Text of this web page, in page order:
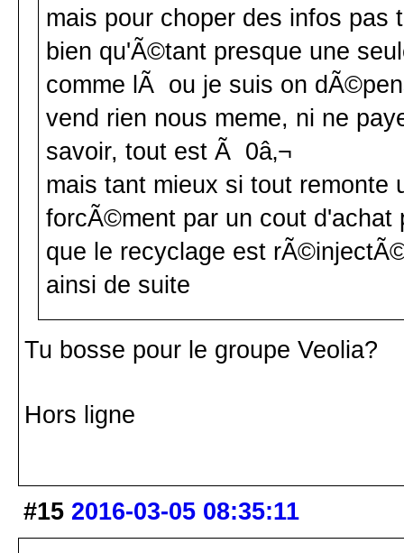
mais pour choper des infos pas
bien qu'Ã©tant presque une
comme lÃ ou je suis on
vend rien nous meme, ni ne
savoir, tout est Ã 0â‚¬
mais tant mieux si tout
forcÃ©ment par un cout
que le recyclage est
ainsi de suite
Tu bosse pour le groupe Veolia?
Hors ligne
#15 2016-03-05 08:35:11